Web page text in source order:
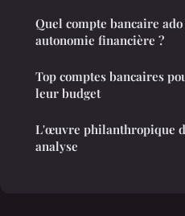
Quel compte bancaire
autonomie financière ?
Top comptes bancaires
leur budget
L'œuvre philanthropique
analyse